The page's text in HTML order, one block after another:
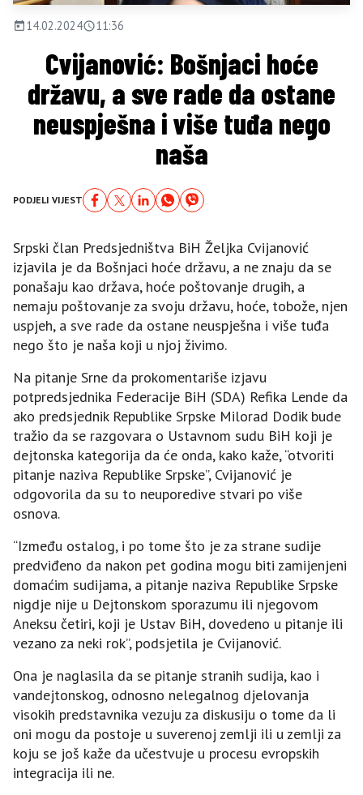
14.02.2024 11:36
Cvijanović: Bošnjaci hoće
državu, a sve rade da ostane
neuspješna i više tuđa nego
naša
PODJELI VIJEST
Srpski član Predsjedništva BiH Željka Cvijanović
izjavila je da Bošnjaci hoće državu, a ne znaju da se
ponašaju kao država, hoće poštovanje drugih, a
nemaju poštovanje za svoju državu, hoće, tobože, njen
uspjeh, a sve rade da ostane neuspješna i više tuđa
nego što je naša koji u njoj živimo.
Na pitanje Srne da prokomentariše izjavu
potpredsjednika Federacije BiH (SDA) Refika Lende da
ako predsjednik Republike Srpske Milorad Dodik bude
tražio da se razgovara o Ustavnom sudu BiH koji je
dejtonska kategorija da će onda, kako kaže, “otvoriti
pitanje naziva Republike Srpske”, Cvijanović je
odgovorila da su to neuporedive stvari po više
osnova.
“Između ostalog, i po tome što je za strane sudije
predviđeno da nakon pet godina mogu biti zamijenjeni
domaćim sudijama, a pitanje naziva Republike Srpske
nigdje nije u Dejtonskom sporazumu ili njegovom
Aneksu četiri, koji je Ustav BiH, dovedeno u pitanje ili
vezano za neki rok”, podsjetila je Cvijanović.
Ona je naglasila da se pitanje stranih sudija, kao i
vandejtonskog, odnosno nelegalnog djelovanja
visokih predstavnika vezuju za diskusiju o tome da li
oni mogu da postoje u suverenoj zemlji ili u zemlji za
koju se još kaže da učestvuje u procesu evropskih
integracija ili ne.